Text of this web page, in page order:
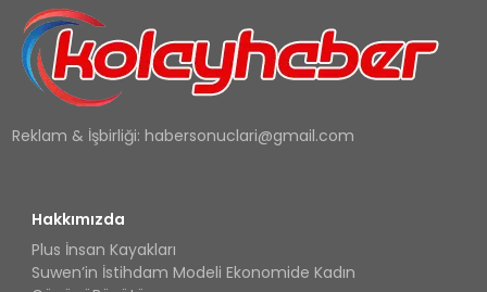
Reklam & İşbirliği: habersonuclari@gmail.com
Hakkımızda
Plus İnsan Kayakları
Suwen’in İstihdam Modeli Ekonomide Kadın